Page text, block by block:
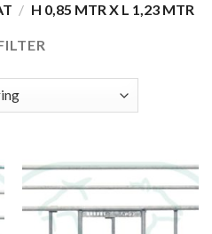
/ H 0,85 MTR X L 1,23 MTR